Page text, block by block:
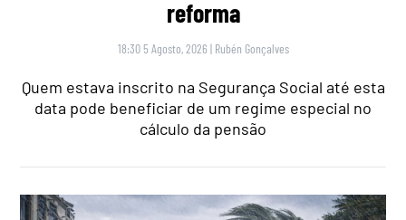
reforma
18:30 5 Agosto, 2026 | Rubén Gonçalves
Quem estava inscrito na Segurança Social até esta
data pode beneficiar de um regime especial no
cálculo da pensão